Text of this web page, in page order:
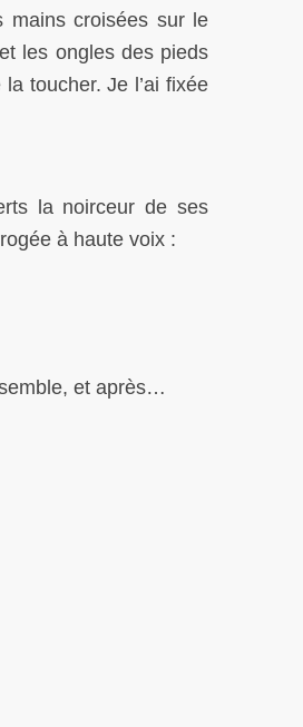
mains croisées sur le
les ongles des pieds
toucher. Je l’ai fixée
la noirceur de ses
à haute voix :
et après…